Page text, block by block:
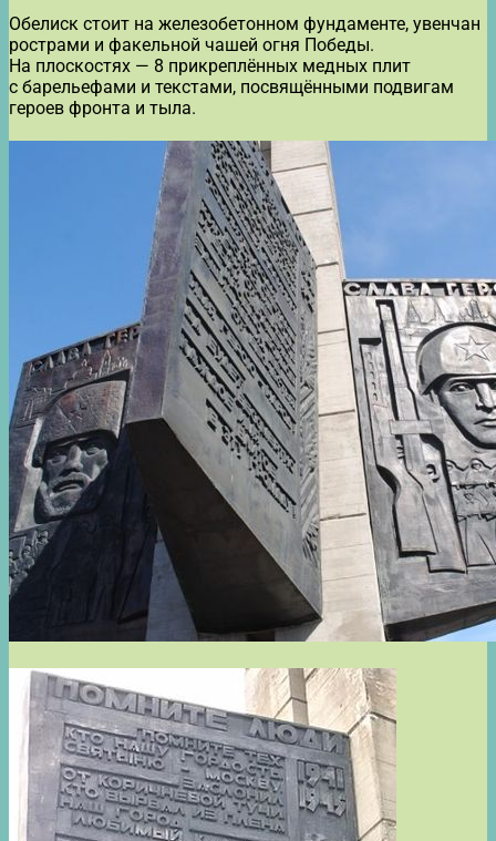
Обелиск стоит на железобетонном фундаменте, увенчан
рострами и факельной чашей огня Победы.
На плоскостях — 8 прикреплённых медных плит
с барельефами и текстами, посвящёнными подвигам
героев фронта и тыла.